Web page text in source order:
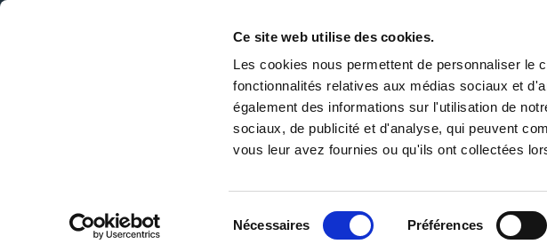
Ce site web utilise des cookies.
Les cookies nous permettent de personnaliser le
fonctionnalités relatives aux médias sociaux et
également des informations sur l'utilisation de
sociaux, de publicité et d'analyse, qui peuvent
vous leur avez fournies ou qu'ils ont collectées
Nécessaires Préférences
DE LA PAGE BLANCHE... AU BEST SELLER
PUBLIER UN LIVRE
/ Littérature / Biographie / C'EST SI PEU DE CHOSE
LES LIVRES SONT IMPRIMÉS À LA